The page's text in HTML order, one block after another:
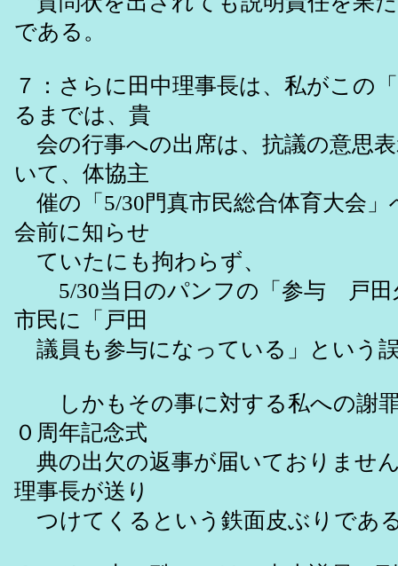
である。
７：さらに田中理事長は、私がこの
るまでは、貴
会の行事への出席は、抗議の意思
いて、体協主
催の「5/30門真市民総合体育大会
会前に知らせ
ていたにも拘わらず、
5/30当日のパンフの「参与 戸田
市民に「戸田
議員も参与になっている」という
しかもその事に対する私への謝罪
０周年記念式
典の出欠の返事が届いておりませ
理事長が送り
つけてくるという鉄面皮ぶりであ